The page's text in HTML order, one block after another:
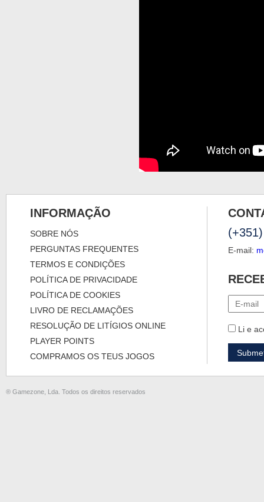
INFORMAÇÃO
SOBRE NÓS
PERGUNTAS FREQUENTES
TERMOS E CONDIÇÕES
POLÍTICA DE PRIVACIDADE
POLÍTICA DE COOKIES
LIVRO DE RECLAMAÇÕES
RESOLUÇÃO DE LITÍGIOS ONLINE
PLAYER POINTS
COMPRAMOS OS TEUS JOGOS
E-mail:
Li e
® Gamezone, Lda. Todos os direitos reservados